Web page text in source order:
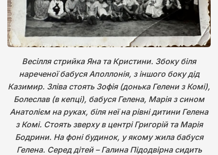
Весілля стрийка Яна та Кристини. Збоку біля
нареченої бабуся Аполлонія, з іншого боку дід
Казимир. Зліва стоять Зофія (донька Гелени з Комі),
Болеслав (в кепці), бабуся Гелена, Марія з сином
Анатолієм на руках, біля неї на рівні дитини Гелена
з Комі. Стоять зверху в центрі Григорій та Марія
Бодрини. На фоні будинок, у якому жила бабуся
Гелена. Серед дітей – Галина Підодвірна сидить